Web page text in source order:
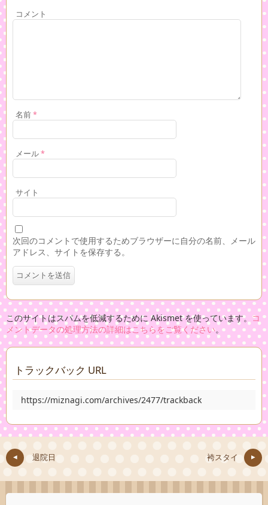
コメント
名前*
メール*
サイト
次回のコメントで使用するためブラウザーに自分の名前、メール
アドレス、サイトを保存する。
このサイトはスパムを低減するために Akismet を使っています。 コ
メントデータの処理方法の詳細はこちらをご覧ください。
トラックバック URL
https://miznagi.com/archives/2477/trackback
退院日 袴スタイ